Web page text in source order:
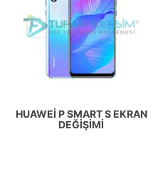
HUAWEI P SMART S EKRAN
DEĞIŞIMI